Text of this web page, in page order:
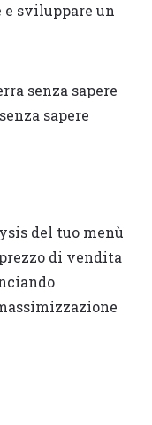
sviluppare un
senza sapere
sapere
del tuo menù
di vendita